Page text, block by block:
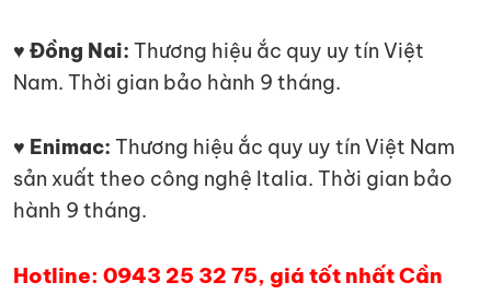
♥ Đồng Nai: Thương hiệu ắc quy uy tín Việt
Nam. Thời gian bảo hành 9 tháng.
♥ Enimac: Thương hiệu ắc quy uy tín Việt Nam
sản xuất theo công nghệ Italia. Thời gian bảo
hành 9 tháng.
Hotline: 0943 25 32 75, giá tốt nhất Cần